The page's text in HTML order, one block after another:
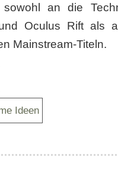
sowohl an die
Oculus Rift als
Mainstream-Titeln.
Ideen